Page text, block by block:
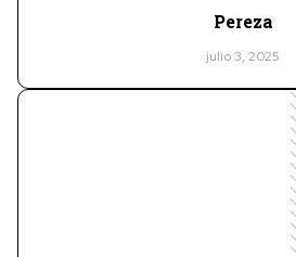
Pereza
julio 3, 2025